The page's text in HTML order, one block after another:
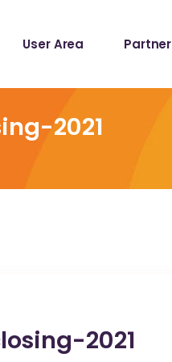
User Area Partner
2021
2021